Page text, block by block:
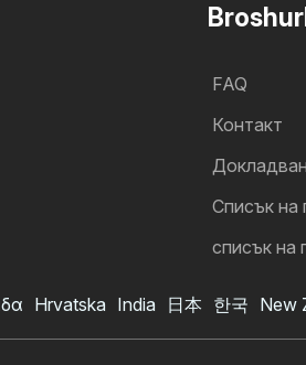
FAQ
Контакт
Cписък на
списък на
Hrvatska India 日本 한국 New